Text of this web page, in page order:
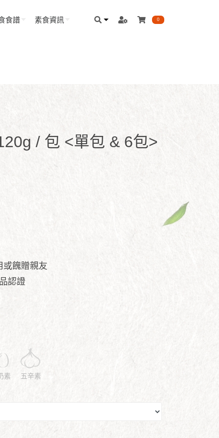
食譜 素食資訊 0
/ 包 <單包 & 6包>
餽贈親友
認證
素 五辛素